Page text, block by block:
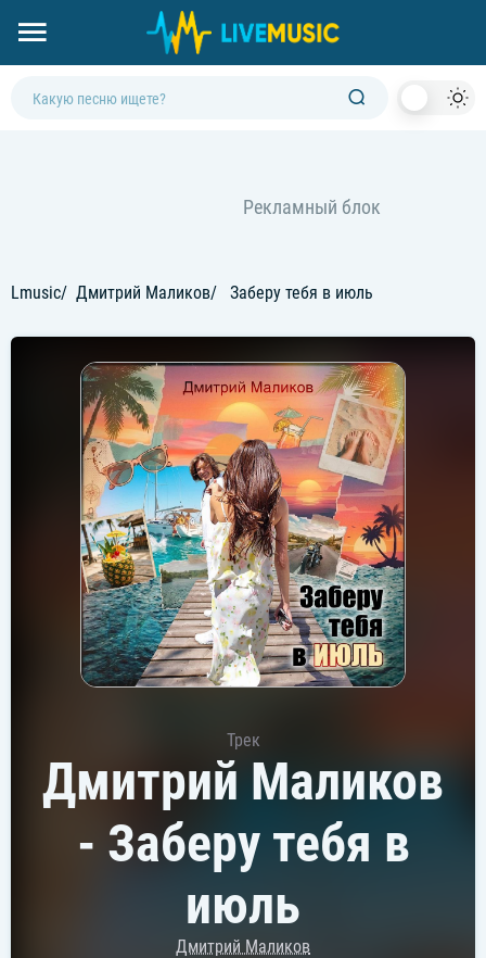
Lmusic Дмитрий Маликов Заберу тебя в июль
Трек
Дмитрий Маликов
- Заберу тебя в
июль
Дмитрий Маликов